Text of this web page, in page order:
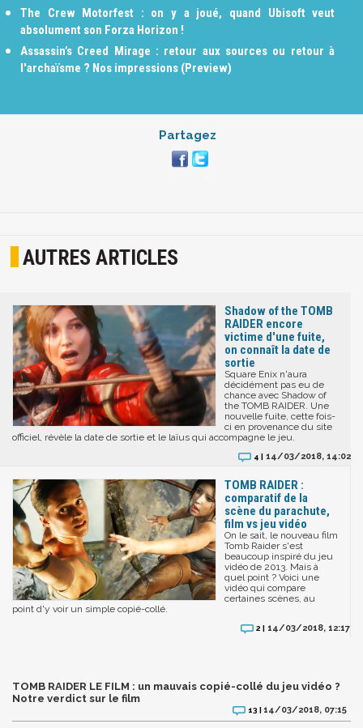
The Crew Motorfest : on y a joué, quand Ubisoft veut
absolument son Forza Horizon !
Assassin’s Creed Mirage : retour aux sources ou retour à
l'archaïsme ? Nos impressions (Preview)
Partagez
AUTRES ARTICLES
Shadow of the TOMB
RAIDER encore
victime d'une fuite,
on connaît la date de
sortie
Square Enix n'aura
décidément pas eu de
chance avec Shadow of
the TOMB RAIDER. Une
nouvelle fuite, cette fois-
ci en provenance du site
officiel, révèle la date de sortie et le laïus qui accompagne le jeu.
4 | 14/03/2018, 14:02
TOMB RAIDER :
comparatif de la
scène du parachute,
film vs jeu vidéo
On le sait, le nouveau film
Tomb Raider s'est
beaucoup inspiré du jeu
vidéo de 2013. Mais à
quel point ? Voici une
vidéo qui compare
certaines scènes, au
point d'y voir un simple copié-collé.
2 | 14/03/2018, 12:17
TOMB RAIDER LE FILM : un mauvais copié-collé du jeu vidéo ?
Notre verdict sur le film
13 |14/03/2018, 07:15